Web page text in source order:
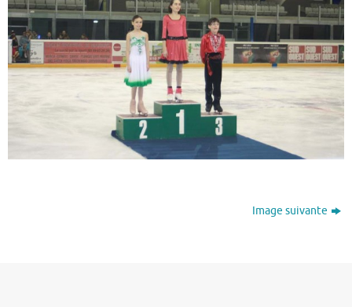
Image suivante